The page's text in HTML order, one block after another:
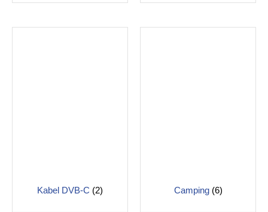
Kabel DVB-C (2) Camping (6)